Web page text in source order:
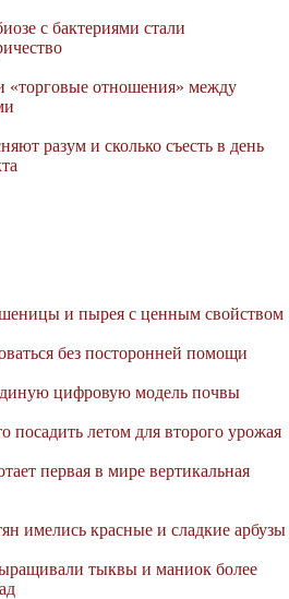
с бактериями стали
«торговые отношения» между
разум и сколько съесть в день
и пырея с ценным свойством
без посторонней помощи
цифровую модель почвы
посадить летом для второго урожая
первая в мире вертикальная
имелись красные и сладкие арбузы
тыквы и маниок более